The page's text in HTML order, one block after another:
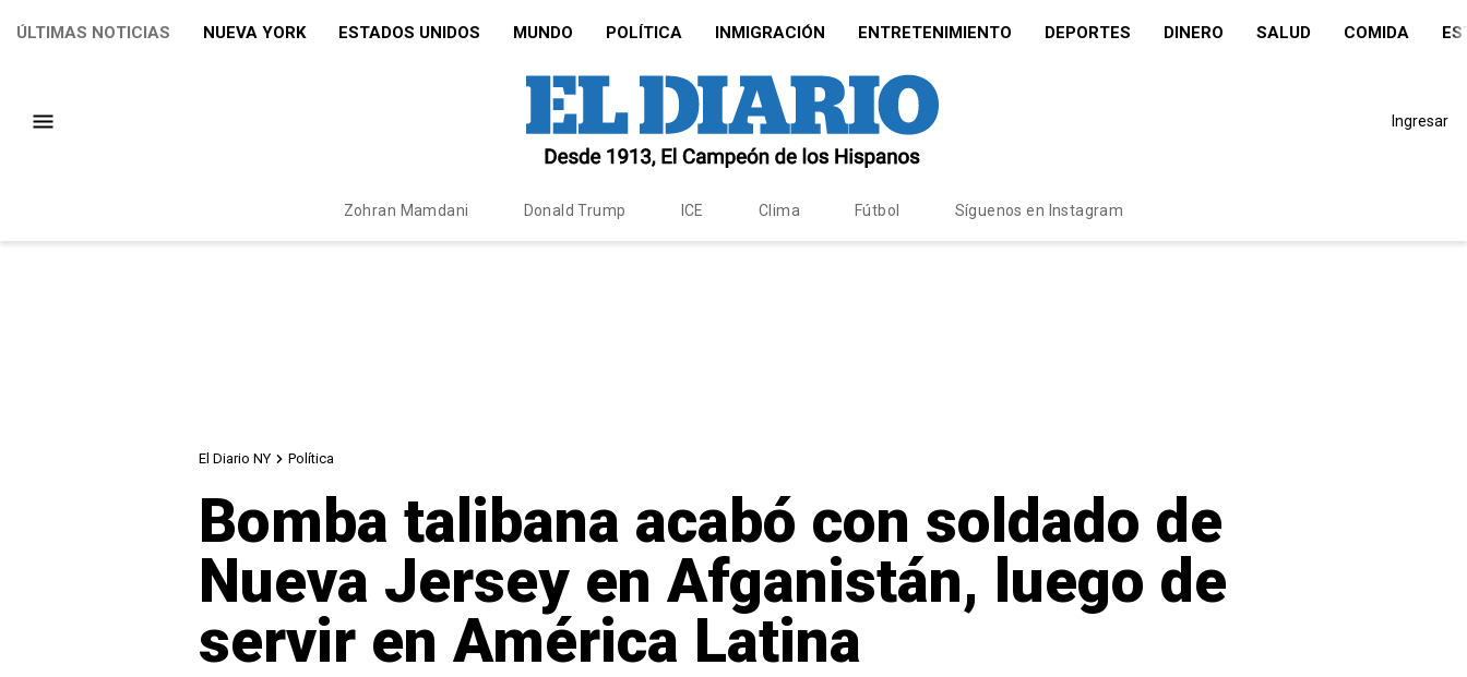
ÚLTIMAS NOTICIAS NUEVA YORK ESTADOS UNIDOS MUNDO POLÍTICA INMIGRACIÓN ENTRETENIMIENTO DEPORTES DINERO SALUD COMIDA
Ingresar
Zohran Mamdani Donald Trump ICE Clima Fútbol Síguenos en Instagram
El Diario NY Política
Bomba talibana acabó con soldado de
Nueva Jersey en Afganistán, luego de
servir en América Latina